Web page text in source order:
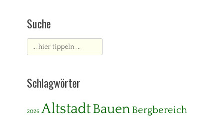
Suche
Suche
nach:
Schlagwörter
2026 AltstadtBauen Bergbereich